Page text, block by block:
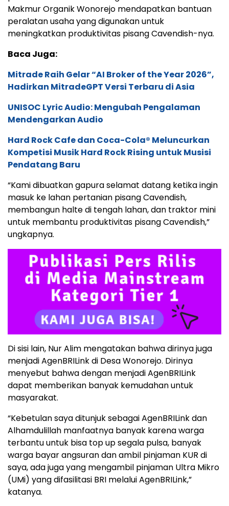
Makmur Organik Wonorejo mendapatkan bantuan
peralatan usaha yang digunakan untuk
meningkatkan produktivitas pisang Cavendish-nya.
Baca Juga:
Mitrade Raih Gelar “AI Broker of the Year 2026”,
Hadirkan MitradeGPT Versi Terbaru di Asia
UNISOC Lyric Audio: Mengubah Pengalaman
Mendengarkan Audio
Hard Rock Cafe dan Coca-Cola® Meluncurkan
Kompetisi Musik Hard Rock Rising untuk Musisi
Pendatang Baru
“Kami dibuatkan gapura selamat datang ketika ingin
masuk ke lahan pertanian pisang Cavendish,
membangun halte di tengah lahan, dan traktor mini
untuk membantu produktivitas pisang Cavendish,”
ungkapnya.
Di sisi lain, Nur Alim mengatakan bahwa dirinya juga
menjadi AgenBRILink di Desa Wonorejo. Dirinya
menyebut bahwa dengan menjadi AgenBRILink
dapat memberikan banyak kemudahan untuk
masyarakat.
“Kebetulan saya ditunjuk sebagai AgenBRILink dan
Alhamdulillah manfaatnya banyak karena warga
terbantu untuk bisa top up segala pulsa, banyak
warga bayar angsuran dan ambil pinjaman KUR di
saya, ada juga yang mengambil pinjaman Ultra Mikro
(UMi) yang difasilitasi BRI melalui AgenBRILink,”
katanya.